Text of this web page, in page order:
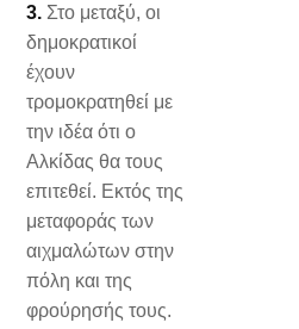
3. Στο μεταξύ, οι
δημοκρατικοί
έχουν
τρομοκρατηθεί με
την ιδέα ότι ο
Αλκίδας θα τους
επιτεθεί. Εκτός της
μεταφοράς των
αιχμαλώτων στην
πόλη και της
φρούρησής τους.